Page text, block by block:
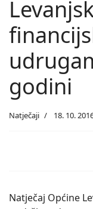
godini
Natječaji 18. 10.
Natječaj Općine